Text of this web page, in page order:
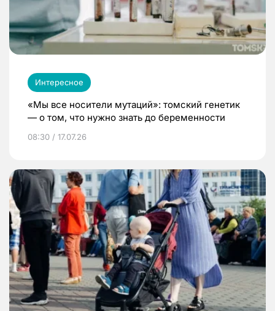
Интересное
«Мы все носители мутаций»: томский генетик
— о том, что нужно знать до беременности
08:30 / 17.07.26